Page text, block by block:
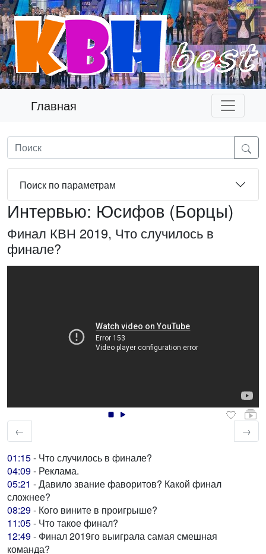
Главная
Поиск по параметрам
Интервью: Юсифов (Борцы)
Финал КВН 2019, Что случилось в
финале?
←
→
01:15- Что случилось в финале?
04:09- Реклама.
05:21 - Давило звание фаворитов? Какой финал
сложнее?
08:29- Кого вините в проигрыше?
11:05- Что такое финал?
12:49- Финал 2019го выиграла самая смешная
команда?